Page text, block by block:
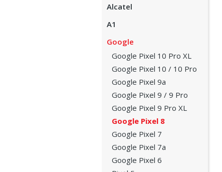
Alcatel
A1
Google
Google Pixel 10 Pro XL
Google Pixel 10 / 10 Pro
Google Pixel 9a
Google Pixel 9 / 9 Pro
Google Pixel 9 Pro XL
Google Pixel 8
Google Pixel 7
Google Pixel 7a
Google Pixel 6